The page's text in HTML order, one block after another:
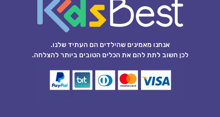
אנחנו מאמינים שהילדים הם העתיד שלנו.
לכן חשוב לתת להם את הכלים הטובים ביותר להצלחה.